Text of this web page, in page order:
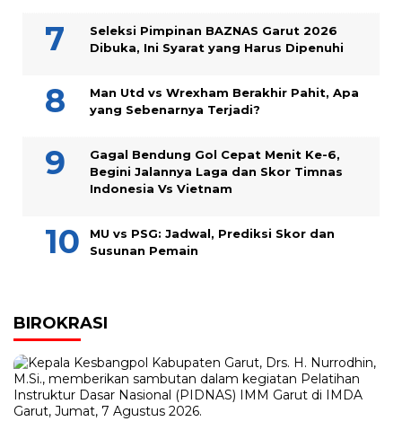
Seleksi Pimpinan BAZNAS Garut 2026
Dibuka, Ini Syarat yang Harus Dipenuhi
Man Utd vs Wrexham Berakhir Pahit, Apa
yang Sebenarnya Terjadi?
Gagal Bendung Gol Cepat Menit Ke-6,
Begini Jalannya Laga dan Skor Timnas
Indonesia Vs Vietnam
MU vs PSG: Jadwal, Prediksi Skor dan
Susunan Pemain
BIROKRASI